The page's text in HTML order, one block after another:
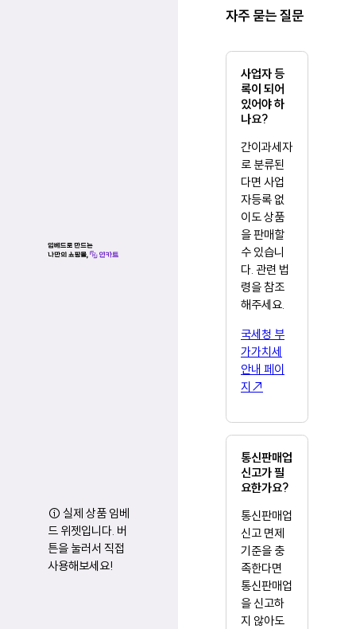
ⓘ 실제 상품 임베
드 위젯입니다. 버
튼을 눌러서 직접
사용해보세요!
자주 묻는 질문
사업자 등
록이 되어
있어야 하
나요?
간이과세자
로 분류된
다면 사업
자등록 없
이도 상품
을 판매할
수 있습니
다. 관련 법
령을 참조
해주세요.
국세청 부
가가치세
안내 페이
지↗
통신판매업
신고가 필
요한가요?
통신판매업
신고 면제
기준을 충
족한다면
통신판매업
을 신고하
지 않아도